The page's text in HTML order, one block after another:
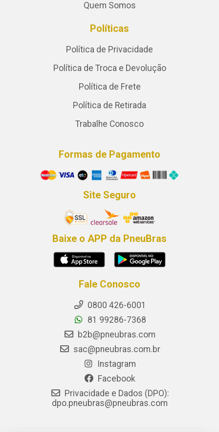
Quem Somos
Políticas
Política de Privacidade
Política de Troca e Devolução
Política de Frete
Política de Retirada
Trabalhe Conosco
Formas de Pagamento
Site Seguro
Baixe o APP da PneuBras
Fale Conosco
0800 426-6001
81 99286-7368
b2b@pneubras.com
sac@pneubras.com.br
Instagram
Facebook
Privacidade e Dados (DPO):
dpo.pneubras@pneubras.com